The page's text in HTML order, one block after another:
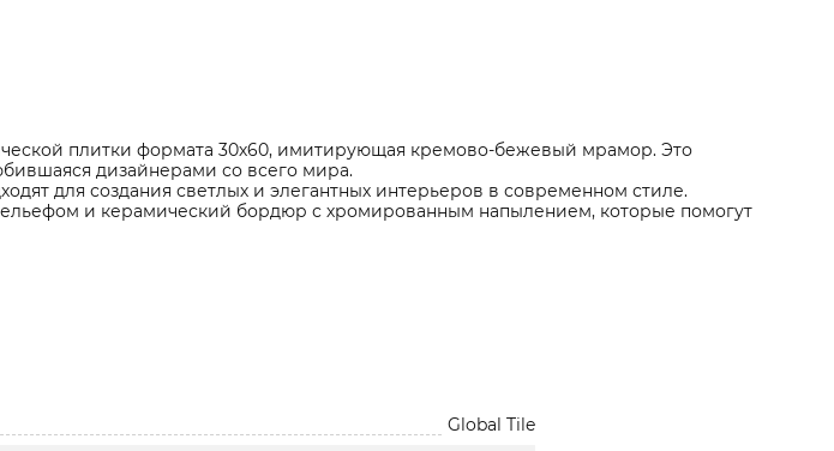
плитки формата 30х60, имитирующая кремово-бежевый мрамор. Это
дизайнерами со всего мира.
для создания светлых и элегантных интерьеров в современном стиле.
и керамический бордюр с хромированным напылением, которые помогут
Global Tile